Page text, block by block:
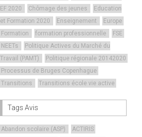
EF 2020
Chômage des jeunes
Education
et Formation 2020
Enseignement
Europe
Formation
formation professionnelle
FSE
NEETs
Politique Actives du Marché du
Travail (PAMT)
Politique régionale 20142020
Processus de Bruges Copenhague
Transitions
Transitions école vie active
Tags Avis
Abandon scolaire (ASP)
ACTIRIS